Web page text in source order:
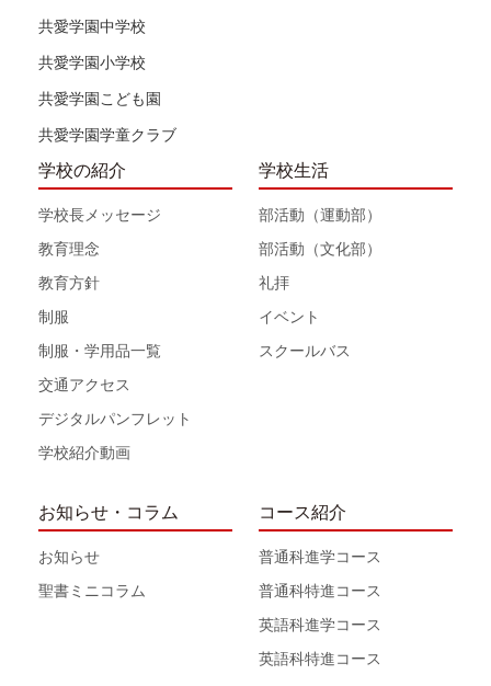
共愛学園中学校
共愛学園小学校
共愛学園こども園
共愛学園学童クラブ
学校の紹介
学校長メッセージ
教育理念
教育方針
制服
制服・学用品一覧
交通アクセス
デジタルパンフレット
学校紹介動画
学校生活
部活動（運動部）
部活動（文化部）
礼拝
イベント
スクールバス
お知らせ・コラム
お知らせ
聖書ミニコラム
コース紹介
普通科進学コース
普通科特進コース
英語科進学コース
英語科特進コース